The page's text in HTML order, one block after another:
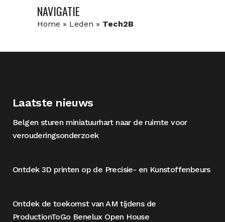
NAVIGATIE
Home » Leden » Tech2B
Laatste nieuws
Belgen sturen miniatuurhart naar de ruimte voor
verouderingsonderzoek
Ontdek 3D printen op de Precisie- en Kunstoffenbeurs
Ontdek de toekomst van AM tijdens de
ProductionToGo Benelux Open House